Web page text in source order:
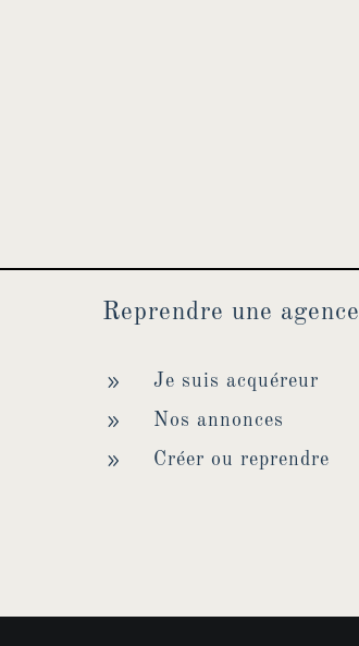
Reprendre une agence
9 Je suis acquéreur
9 Nos annonces
9 Créer ou reprendre